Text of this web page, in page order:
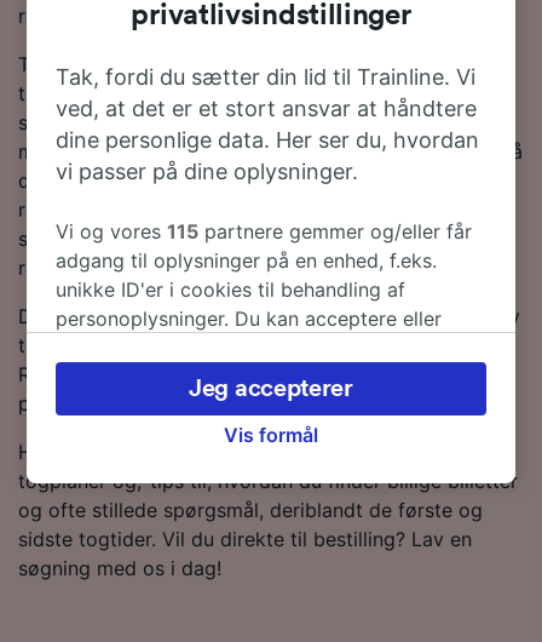
rette sted.
Toget fra Kraków Główny til Sopot tager som regel 6
timer 32 minutter i gennemsnit for at rejse de 495 km,
selv om de hurtigste tjenester kan tage 5 timer 32
minutter. Du kan forvente at finde 22 tog om dagen på
denne populære rute. Godt nyt! Der er direkte tog til
rådighed til Sopot, så du kan gøre dig det behageligt,
så snart du stiger om bord på toget, så du kan nyde
rejsen.
Du kan spare penge på togbilletter fra Kraków Główny
til Sopot, hvis du bestiller i forvejen. Brug vores
Rejseplanlægger øverst på siden for at sammenligne
priser og få de billigste billetter.
Hvis du vil vide mere om rejsen, så læs videre om
togplaner og,-tips til, hvordan du finder billige billetter
og ofte stillede spørgsmål, deriblandt de første og
sidste togtider. Vil du direkte til bestilling? Lav en
søgning med os i dag!
privatlivsindstillinger
Tak, fordi du sætter din lid til Trainline. Vi
ved, at det er et stort ansvar at håndtere
dine personlige data. Her ser du, hvordan
vi passer på dine oplysninger.
Vi og vores115 partnere gemmer og/eller får
adgang til oplysninger på en enhed, f.eks.
unikke ID'er i cookies til behandling af
personoplysninger. Du kan acceptere eller
herunder din ret til at gøre indsigelse, hvor
legitim interesse bruges, eller når som helst på
siden om privatlivspolitik. Disse valg
browsingdata. Dine data vil ikke blive brugt til
sporingsformål, hvis du har bedt os om ikke at
spore dig.
Vis formål
Jeg accepterer